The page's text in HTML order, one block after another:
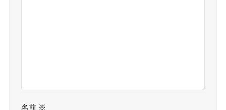
名前 ※